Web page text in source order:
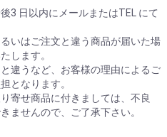
3 日以内にメールまたはTEL にて
いはご注文と違う商品が届いた場
します。
違うなど、お客様の理由によるご
となります。
寄せ商品に付きましては、不良
ませんので、ご了承下さい。